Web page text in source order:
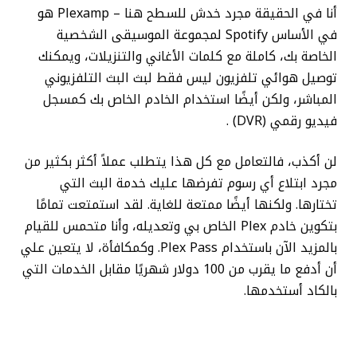
أنا في الحقيقة مجرد خدش للسطح هنا – Plexamp هو
في الأساس Spotify لمجموعة الموسيقى الشخصية
الخاصة بك، كاملة مع كلمات الأغاني والتنزيلات، ويمكنك
توصيل هوائي تلفزيون ليس فقط لبث البث التلفزيوني
المباشر، ولكن أيضًا استخدام الخادم الخاص بك كمسجل
فيديو رقمي (DVR) .
لن أكذب، فالتعامل مع كل هذا يتطلب عملاً أكثر بكثير من
مجرد ابتلاع أي رسوم تفرضها عليك خدمة البث التي
تختارها. ولكنها أيضًا ممتعة للغاية. لقد استمتعت تمامًا
بتكوين خادم Plex الخاص بي وتعديله، وأنا متحمس للقيام
بالمزيد الآن باستخدام Plex Pass. وكمكافأة، لا يتعين علي
أن أدفع ما يقرب من 100 دولار شهريًا مقابل الخدمات التي
بالكاد أستخدمها.